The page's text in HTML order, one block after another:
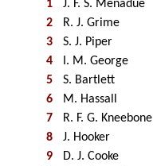
1 J. F. S. Menadue
2
R. J. Grime
3
S. J. Piper
4
I. M. George
5
S. Bartlett
6
M. Hassall
7
R. F. G. Kneebone
8
J. Hooker
9
D. J. Cooke